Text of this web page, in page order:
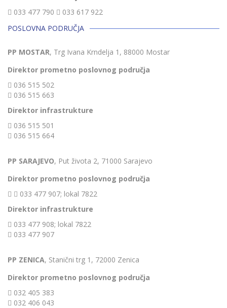
033 477 790
033 617 922
POSLOVNA PODRUČJA
PP MOSTAR, Trg Ivana Krndelja 1, 88000 Mostar
Direktor prometno poslovnog područja
036 515 502
036 515 663
Direktor infrastrukture
036 515 501
036 515 664
PP SARAJEVO, Put života 2, 71000 Sarajevo
Direktor prometno poslovnog područja
033 477 907; lokal 7822
Direktor infrastrukture
033 477 908; lokal 7822
033 477 907
PP ZENICA, Stanični trg 1, 72000 Zenica
Direktor prometno poslovnog područja
032 405 383
032 406 043